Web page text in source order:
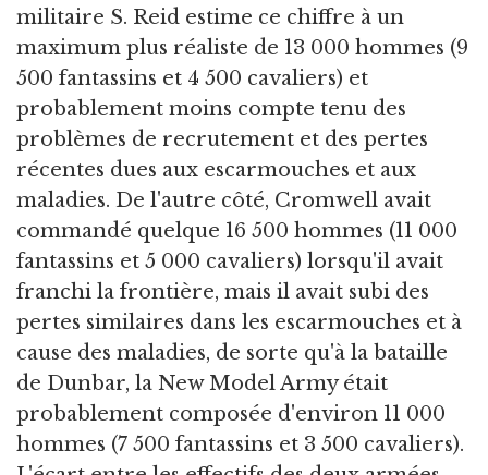
militaire S. Reid estime ce chiffre à un
maximum plus réaliste de 13 000 hommes (9
500 fantassins et 4 500 cavaliers) et
probablement moins compte tenu des
problèmes de recrutement et des pertes
récentes dues aux escarmouches et aux
maladies. De l'autre côté, Cromwell avait
commandé quelque 16 500 hommes (11 000
fantassins et 5 000 cavaliers) lorsqu'il avait
franchi la frontière, mais il avait subi des
pertes similaires dans les escarmouches et à
cause des maladies, de sorte qu'à la bataille
de Dunbar, la New Model Army était
probablement composée d'environ 11 000
hommes (7 500 fantassins et 3 500 cavaliers).